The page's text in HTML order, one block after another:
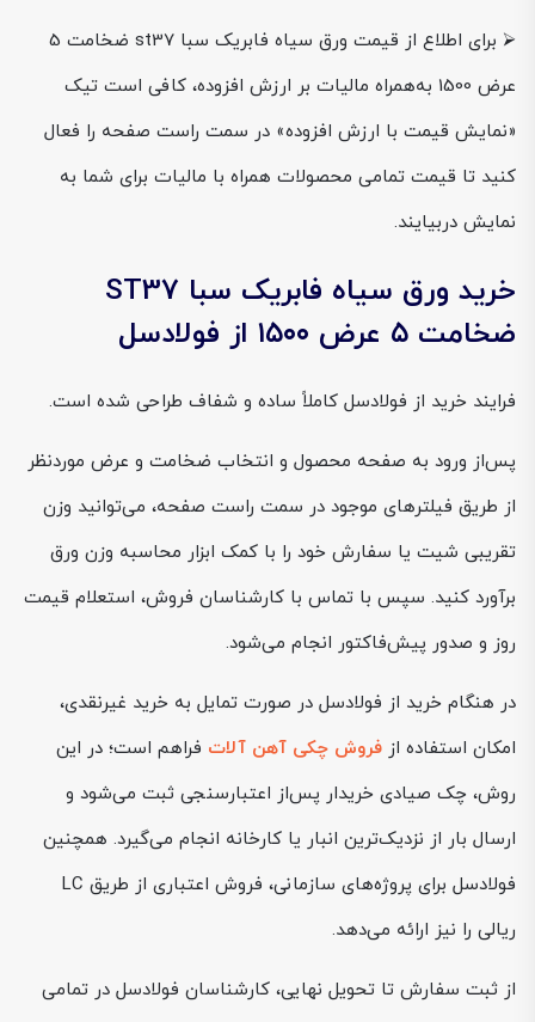
⮚ برای اطلاع از قیمت ورق سیاه فابریک سبا st37 ضخامت 5
عرض 1500 به‌همراه مالیات بر ارزش افزوده، کافی است تیک
«نمایش قیمت با ارزش افزوده» در سمت راست صفحه را فعال
کنید تا قیمت تمامی محصولات همراه با مالیات برای شما به
نمایش دربیایند.
خرید ورق سیاه فابریک سبا ST37
ضخامت ۵ عرض ۱۵۰۰ از فولادسل
فرایند خرید از فولادسل کاملاً ساده و شفاف طراحی شده است.
پس‌از ورود به صفحه محصول و انتخاب ضخامت و عرض موردنظر
از طریق فیلترهای موجود در سمت راست صفحه، می‌توانید وزن
تقریبی شیت یا سفارش خود را با کمک ابزار محاسبه وزن ورق
برآورد کنید. سپس با تماس با کارشناسان فروش، استعلام قیمت
روز و صدور پیش‌فاکتور انجام می‌شود.
در هنگام خرید از فولادسل در صورت تمایل به خرید غیرنقدی،
امکان استفاده از فروش چکی آهن آلات فراهم است؛ در این
روش، چک صیادی خریدار پس‌از اعتبارسنجی ثبت می‌شود و
ارسال بار از نزدیک‌ترین انبار یا کارخانه انجام می‌گیرد. همچنین
فولادسل برای پروژه‌های سازمانی، فروش اعتباری از طریق LC
ریالی را نیز ارائه می‌دهد.
از ثبت سفارش تا تحویل نهایی، کارشناسان فولادسل در تمامی